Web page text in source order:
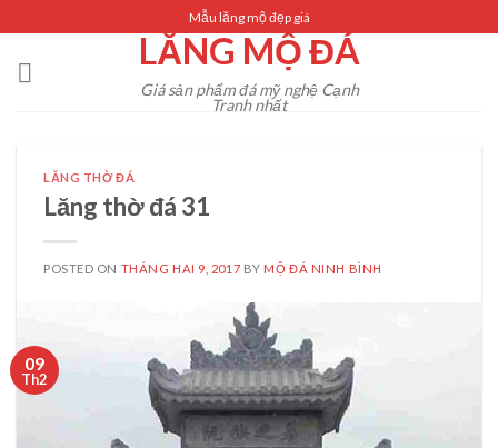
content
Mẫu lăng mộ đẹp giá
LĂNG MỘ ĐÁ
Giá sản phẩm đá mỹ nghệ Cạnh
Tranh nhất
LĂNG THỜ ĐÁ
Lăng thờ đá 31
POSTED ON THÁNG HAI 9, 2017 BY MỘ ĐÁ NINH BÌNH
09
Th2